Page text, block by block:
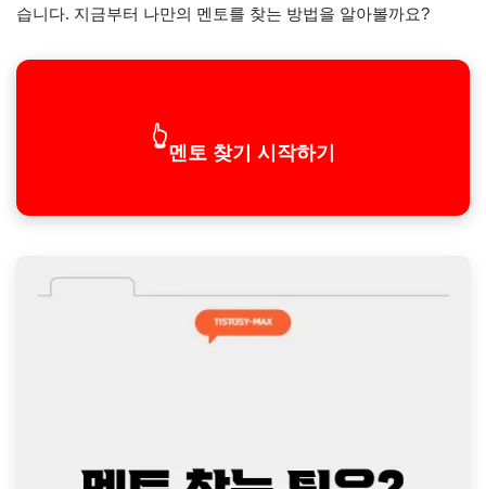
습니다. 지금부터 나만의 멘토를 찾는 방법을 알아볼까요?
👆
멘토 찾기 시작하기